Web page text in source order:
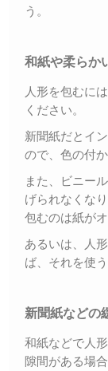
う。
和紙や柔らか
人形を包むに
ください。
新聞紙だとイ
ので、色の付
また、ビニー
げられなくな
包むのは紙がオ
あるいは、人
ば、それを使
新聞紙などの
和紙などで人
隙間がある場